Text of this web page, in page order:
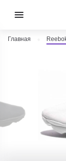
Главная